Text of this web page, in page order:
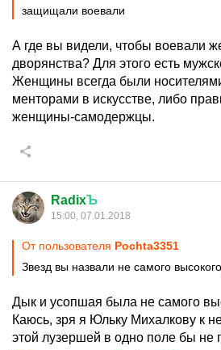
защищали воевали
А где вы видели, чтобы воевали
дворянства? Для этого есть
Женщины всегда были
менторами в искусстве, либо
женщины-самодержцы.
RadixЪ
15:00, 07.01.2018
От пользователя Pochta3351
Звезд вы назвали не самого высокого
Дык и усопшая была не самого
Каюсь, зря я Юльку Михалкову к
этой лузершей в одно поле бы не